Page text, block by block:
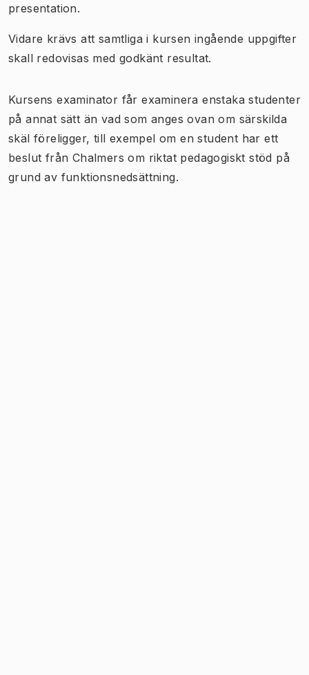
presentation.
Vidare krävs att samtliga i kursen ingående uppgifter
skall redovisas med godkänt resultat.
Kursens examinator får examinera enstaka studenter
på annat sätt än vad som anges ovan om särskilda
skäl föreligger, till exempel om en student har ett
beslut från Chalmers om riktat pedagogiskt stöd på
grund av funktionsnedsättning.